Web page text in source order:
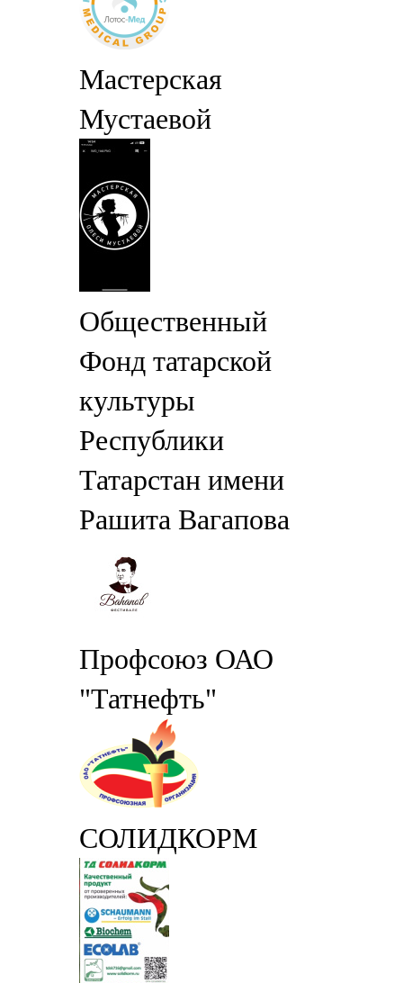
Мастерская
Мустаевой
Общественный
Фонд татарской
культуры
Республики
Татарстан имени
Рашита Вагапова
Профсоюз ОАО
"Татнефть"
СОЛИДКОРМ